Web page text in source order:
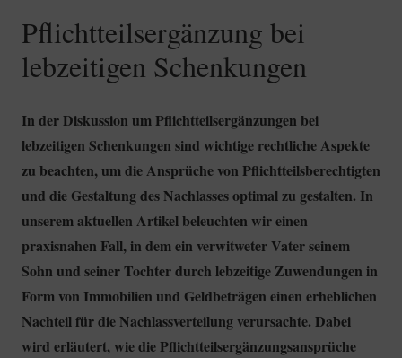
Pflichtteilsergänzung bei
lebzeitigen Schenkungen
In der Diskussion um Pflichtteilsergänzungen bei
lebzeitigen Schenkungen sind wichtige rechtliche Aspekte
zu beachten, um die Ansprüche von Pflichtteilsberechtigten
und die Gestaltung des Nachlasses optimal zu gestalten. In
unserem aktuellen Artikel beleuchten wir einen
praxisnahen Fall, in dem ein verwitweter Vater seinem
Sohn und seiner Tochter durch lebzeitige Zuwendungen in
Form von Immobilien und Geldbeträgen einen erheblichen
Nachteil für die Nachlassverteilung verursachte. Dabei
wird erläutert, wie die Pflichtteilsergänzungsansprüche